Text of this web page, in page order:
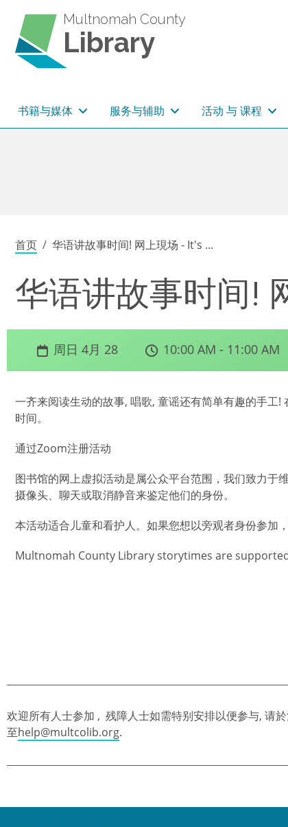
Multnomah County
Library
主导航
书籍与媒体 服务与辅助 活动 与 课程
面包屑
首页 华语讲故事时间! 网上現场 - It's ...
华语讲故事时间!
周日 4月 28 10:00 AM - 11:00 AM
一齐来阅读生动的故事, 唱歌, 童谣还有简单有趣的手工
时间。
通过Zoom注册活动
图书馆的网上虚拟活动是属公众平台范围，我们致力于
摄像头、聊天或取消静音来鉴定他们的身份。
本活动适合儿童和看护人。如果您想以旁观者身份参加
Multnomah County Library storytimes are
欢迎所有人士参加 , 残障人士如需特别安排以便参与, 请
至help@multcolib.org.